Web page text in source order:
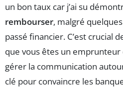
un bon taux car j’ai su
rembourser, malgré
passé financier. C’est crucial
que vous êtes un emprunteur
gérer la communication
clé pour convaincre les